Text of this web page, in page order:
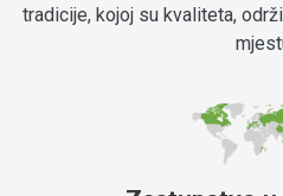
tradicije, kojoj su kvaliteta,